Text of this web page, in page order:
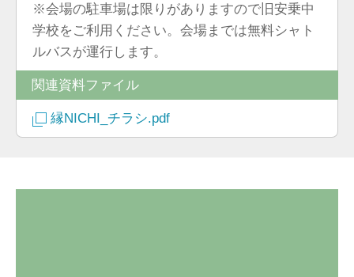
※会場の駐車場は限りがありますので旧安乗中
学校をご利用ください。会場までは無料シャト
ルバスが運行します。
関連資料ファイル
縁NICHI_チラシ.pdf